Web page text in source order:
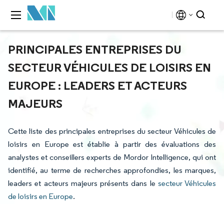
PRINCIPALES ENTREPRISES DU
SECTEUR VÉHICULES DE LOISIRS EN
EUROPE : LEADERS ET ACTEURS
MAJEURS
Cette liste des principales entreprises du secteur Véhicules de
loisirs en Europe est établie à partir des évaluations des
analystes et conseillers experts de Mordor Intelligence, qui ont
identifié, au terme de recherches approfondies, les marques,
leaders et acteurs majeurs présents dans le secteur Véhicules
de loisirs en Europe.